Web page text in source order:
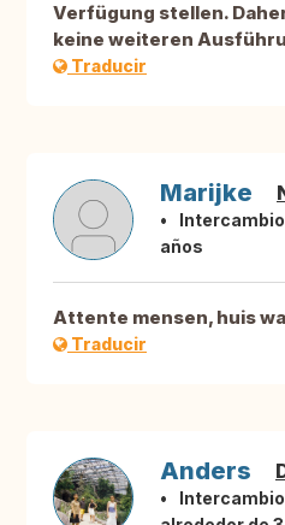
Verfügung stellen.
keine weiteren
Traducir
Marijke
años
Attente mensen, huis
Traducir
Anders